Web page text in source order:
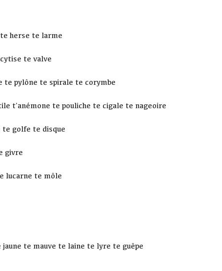
herse te larme
te valve
te pylône te spirale te corymbe
t'anémone te pouliche te cigale te nageoire
te golfe te disque
givre
lucarne te môle
te mauve te laine te lyre te guêpe